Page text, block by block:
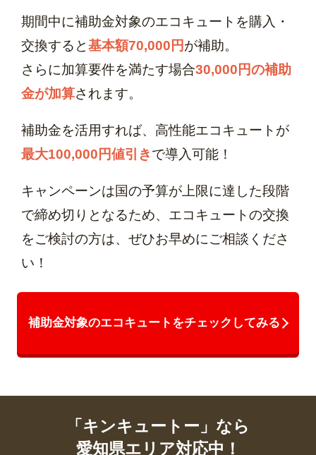
期間中に補助金対象のエコキュートを購入・
交換すると基本額70,000円が補助。
さらに加算要件を満たす場合30,000円の補助
金が加算されます。
補助金を活用すれば、高性能エコキュートが
最大100,000円値引きで導入可能！
キャンペーンは国の予算が上限に達した段階
で締め切りとなるため、エコキュートの交換
をご検討の方は、ぜひお早めにご相談くださ
い！
補助金対象のエコキュートをチェックしてみる
「キンキュートー」なら
愛知県エリア対応中！